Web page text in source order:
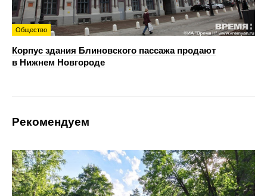
Общество
Корпус здания Блиновского пассажа продают
в Нижнем Новгороде
Рекомендуем